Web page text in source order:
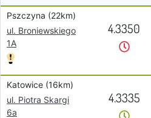
Pszczyna (22km)
ul. Broniewskiego
1A
4.3350
Katowice (16km)
ul. Piotra Skargi
6a
4.3335